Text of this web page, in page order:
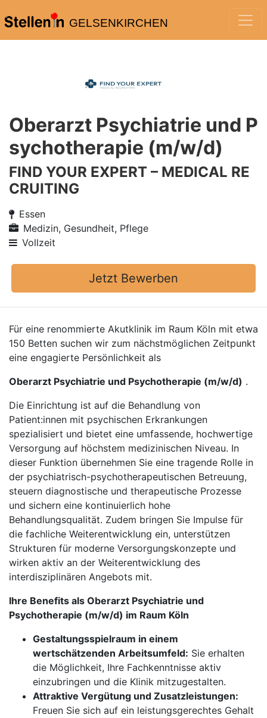
GELSENKIRCHEN
Oberarzt Psychiatrie und P
sychotherapie (m/w/d)
FIND YOUR EXPERT – MEDICAL RE
CRUITING
Essen
Medizin, Gesundheit, Pflege
Vollzeit
Jetzt Bewerben
Für eine renommierte Akutklinik im Raum Köln mit etwa
150 Betten suchen wir zum nächstmöglichen Zeitpunkt
eine engagierte Persönlichkeit als
Oberarzt Psychiatrie und Psychotherapie (m/w/d) .
Die Einrichtung ist auf die Behandlung von
Patient:innen mit psychischen Erkrankungen
spezialisiert und bietet eine umfassende, hochwertige
Versorgung auf höchstem medizinischen Niveau. In
dieser Funktion übernehmen Sie eine tragende Rolle in
der psychiatrisch-psychotherapeutischen Betreuung,
steuern diagnostische und therapeutische Prozesse
und sichern eine kontinuierlich hohe
Behandlungsqualität. Zudem bringen Sie Impulse für
die fachliche Weiterentwicklung ein, unterstützen
Strukturen für moderne Versorgungskonzepte und
wirken aktiv an der Weiterentwicklung des
interdisziplinären Angebots mit.
Ihre Benefits als Oberarzt Psychiatrie und
Psychotherapie (m/w/d) im Raum Köln
Gestaltungsspielraum in einem
wertschätzenden Arbeitsumfeld: Sie erhalten
die Möglichkeit, Ihre Fachkenntnisse aktiv
einzubringen und die Klinik mitzugestalten.
Attraktive Vergütung und Zusatzleistungen:
Freuen Sie sich auf ein leistungsgerechtes Gehalt